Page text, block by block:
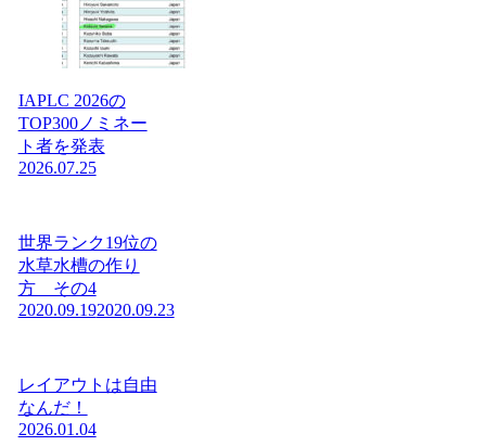
IAPLC 2026の
TOP300ノミネー
ト者を発表
2026.07.25
世界ランク19位の
水草水槽の作り
方 その4
2020.09.192020.09.23
レイアウトは自由
なんだ！
2026.01.04